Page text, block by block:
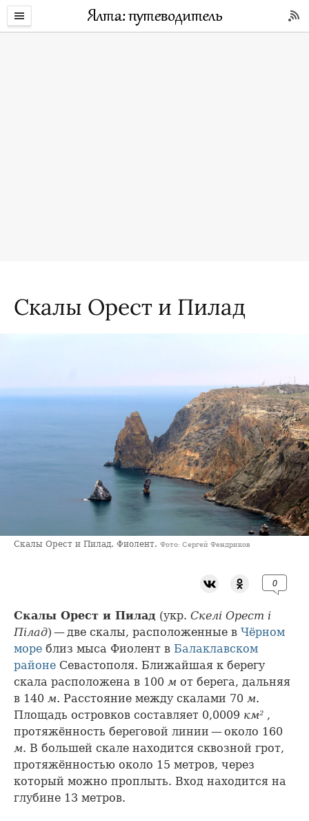
Скалы Орест и Пилад
Скалы Орест и Пилад. Фиолент. Фото: Сергей Фендриков
0
Скалы Орест и Пилад (укр. Скелі Орест і
Пілад) — две скалы, расположенные в Чёрном
море близ мыса Фиолент в Балаклавском
районе Севастополя. Ближайшая к берегу
скала расположена в 100 м от берега, дальняя
в 140 м. Расстояние между скалами 70 м.
Площадь островков составляет 0,0009 км² ,
протяжённость береговой линии — около 160
м. В большей скале находится сквозной грот,
протяжённостью около 15 метров, через
который можно проплыть. Вход находится на
глубине 13 метров.